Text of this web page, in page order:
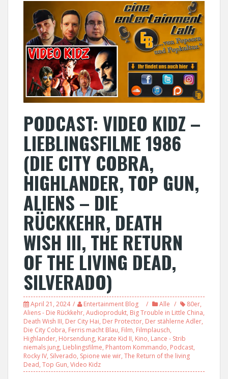
PODCAST: VIDEO KIDZ –
LIEBLINGSFILME 1986
(DIE CITY COBRA,
HIGHLANDER, TOP GUN,
ALIENS – DIE
RÜCKKEHR, DEATH
WISH III, THE RETURN
OF THE LIVING DEAD,
SILVERADO)
April 21, 2024 Entertainment Blog Alle 80er,
Aliens - Die Rückkehr, Audioprodukt, Big Trouble in Little China,
Death Wish III, Der City Hai, Der Protector, Der stählerne Adler,
Die City Cobra, Ferris macht Blau, Film, Filmplausch,
Highlander, Hörsendung, Karate Kid II, Kino, Lance - Strib
niemals jung, Lieblingsfilme, Phantom Kommando, Podcast,
Rocky IV, Silverado, Spione wie wir, The Return of the living
Dead, Top Gun, Video Kidz